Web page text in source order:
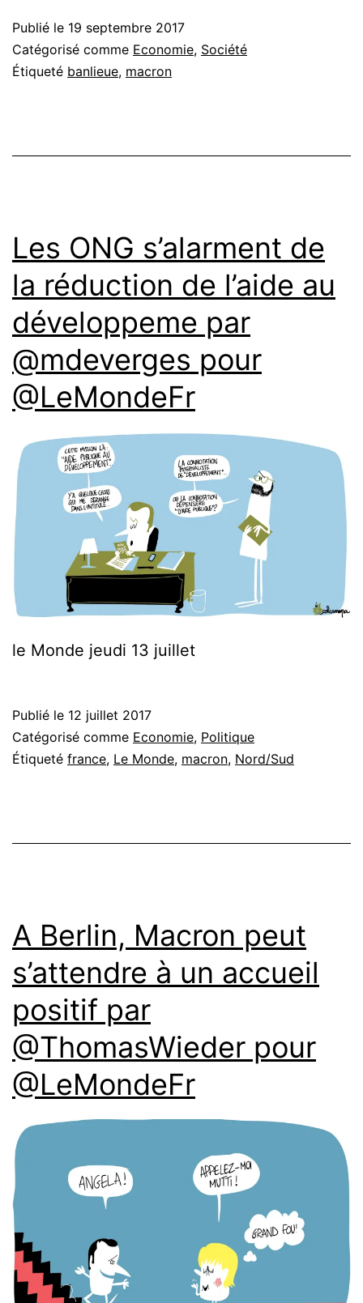
Publié le 19 septembre 2017
Catégorisé comme Economie, Société
Étiqueté banlieue, macron
Les ONG s’alarment de
la réduction de l’aide au
développeme par
@mdeverges pour
@LeMondeFr
le Monde jeudi 13 juillet
Publié le 12 juillet 2017
Catégorisé comme Economie, Politique
Étiqueté france, Le Monde, macron, Nord/Sud
A Berlin, Macron peut
s’attendre à un accueil
positif par
@ThomasWieder pour
@LeMondeFr